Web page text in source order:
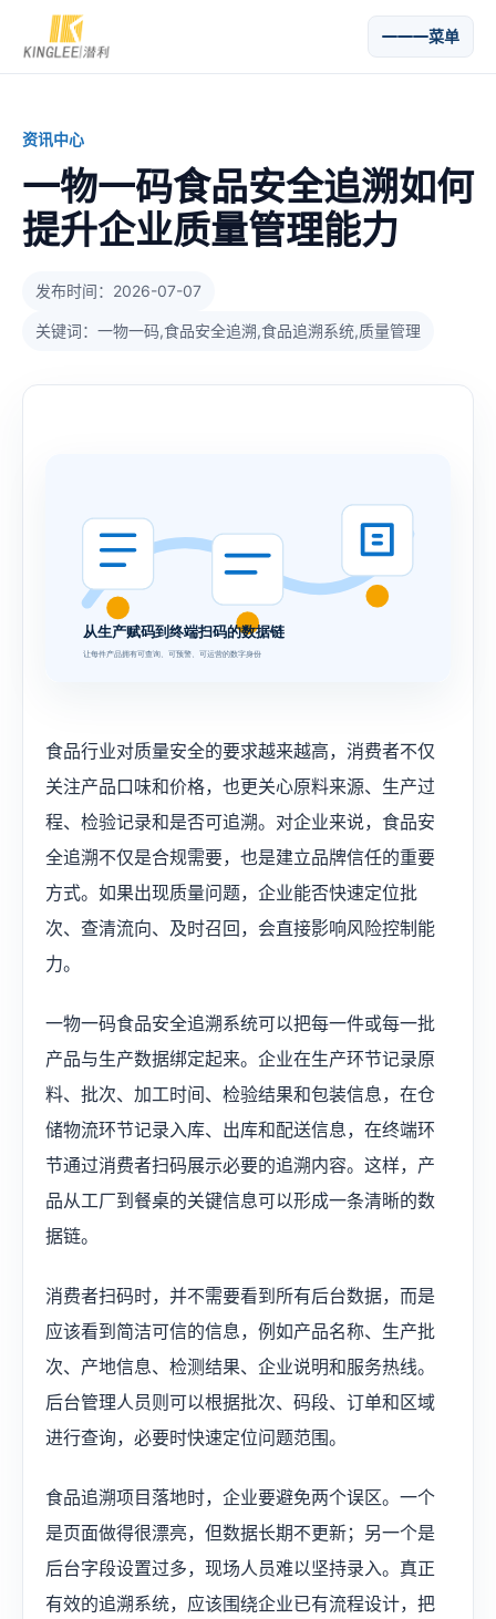
菜单
资讯中心
一物一码食品安全追溯如何
提升企业质量管理能力
发布时间：2026-07-07
关键词：一物一码,食品安全追溯,食品追溯系统,质量管理
食品行业对质量安全的要求越来越高，消费者不仅
关注产品口味和价格，也更关心原料来源、生产过
程、检验记录和是否可追溯。对企业来说，食品安
全追溯不仅是合规需要，也是建立品牌信任的重要
方式。如果出现质量问题，企业能否快速定位批
次、查清流向、及时召回，会直接影响风险控制能
力。
一物一码食品安全追溯系统可以把每一件或每一批
产品与生产数据绑定起来。企业在生产环节记录原
料、批次、加工时间、检验结果和包装信息，在仓
储物流环节记录入库、出库和配送信息，在终端环
节通过消费者扫码展示必要的追溯内容。这样，产
品从工厂到餐桌的关键信息可以形成一条清晰的数
据链。
消费者扫码时，并不需要看到所有后台数据，而是
应该看到简洁可信的信息，例如产品名称、生产批
次、产地信息、检测结果、企业说明和服务热线。
后台管理人员则可以根据批次、码段、订单和区域
进行查询，必要时快速定位问题范围。
食品追溯项目落地时，企业要避免两个误区。一个
是页面做得很漂亮，但数据长期不更新；另一个是
后台字段设置过多，现场人员难以坚持录入。真正
有效的追溯系统，应该围绕企业已有流程设计，把